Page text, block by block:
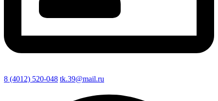
8 (4012) 520-048 tk.39@mail.ru